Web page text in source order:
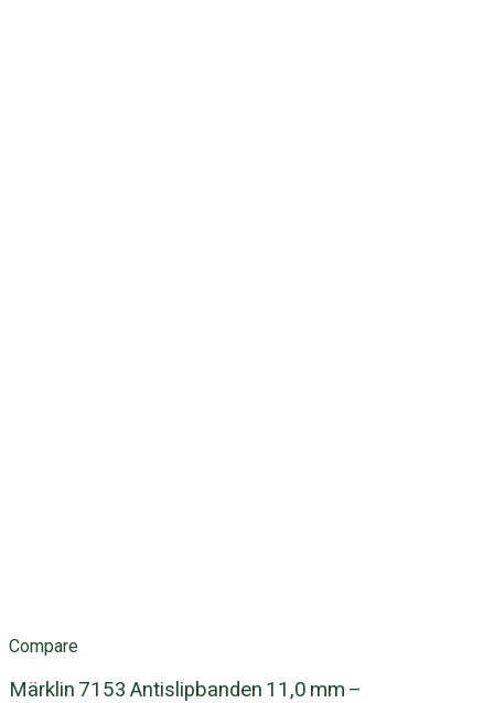
Compare
Märklin 7153 Antislipbanden 11,0 mm –